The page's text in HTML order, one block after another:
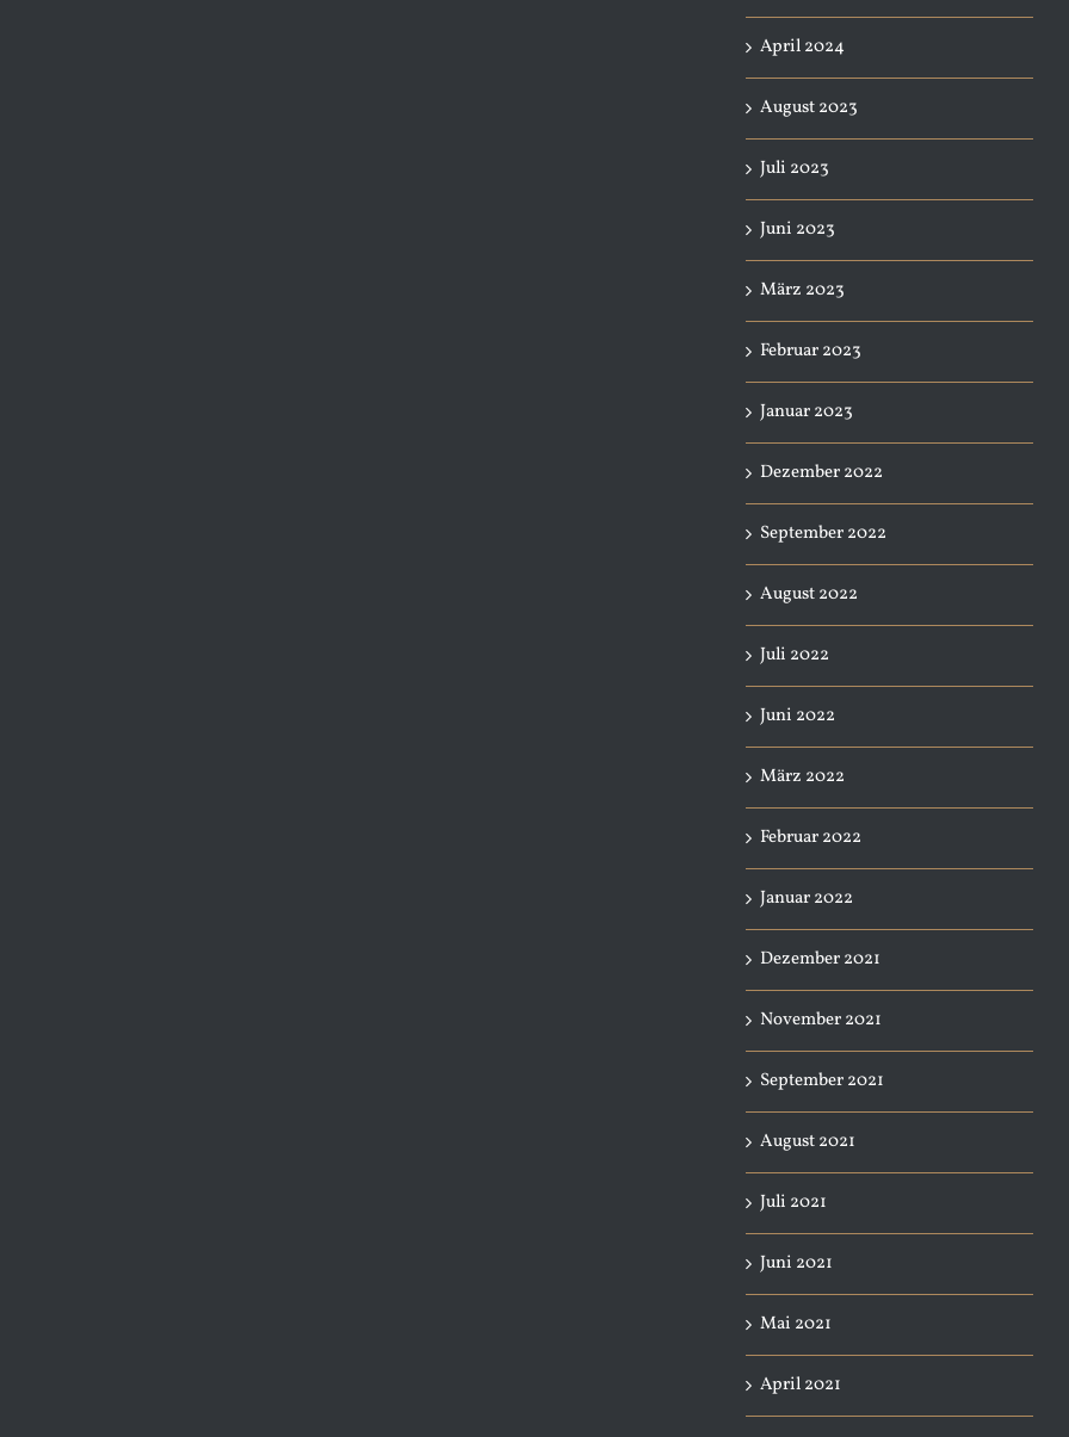
April 2024
August 2023
Juli 2023
Juni 2023
März 2023
Februar 2023
Januar 2023
Dezember 2022
September 2022
August 2022
Juli 2022
Juni 2022
März 2022
Februar 2022
Januar 2022
Dezember 2021
November 2021
September 2021
August 2021
Juli 2021
Juni 2021
Mai 2021
April 2021